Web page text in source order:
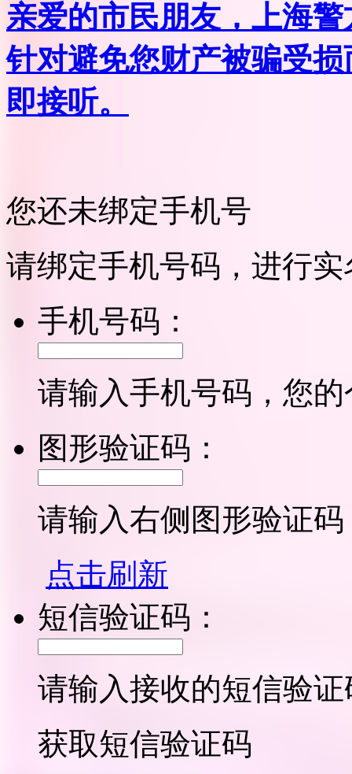
亲爱的市民朋友，上海
针对避免您财产被骗受
即接听。
您还未绑定手机号
请绑定手机号码，进行
手机号码：
请输入手机号码，您
图形验证码：
请输入右侧图形验证码
点击刷新
短信验证码：
请输入接收的短信验证
获取短信验证码